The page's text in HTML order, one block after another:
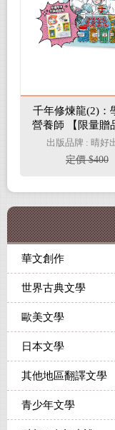
千年修煉龍(2)：
營養師 【限量贈
炫龍光一閃
出版品牌 : 晴好
定價 $400
華文創作
世界古典文學
歐美文學
日本文學
其他地區翻譯文學
青少年文學